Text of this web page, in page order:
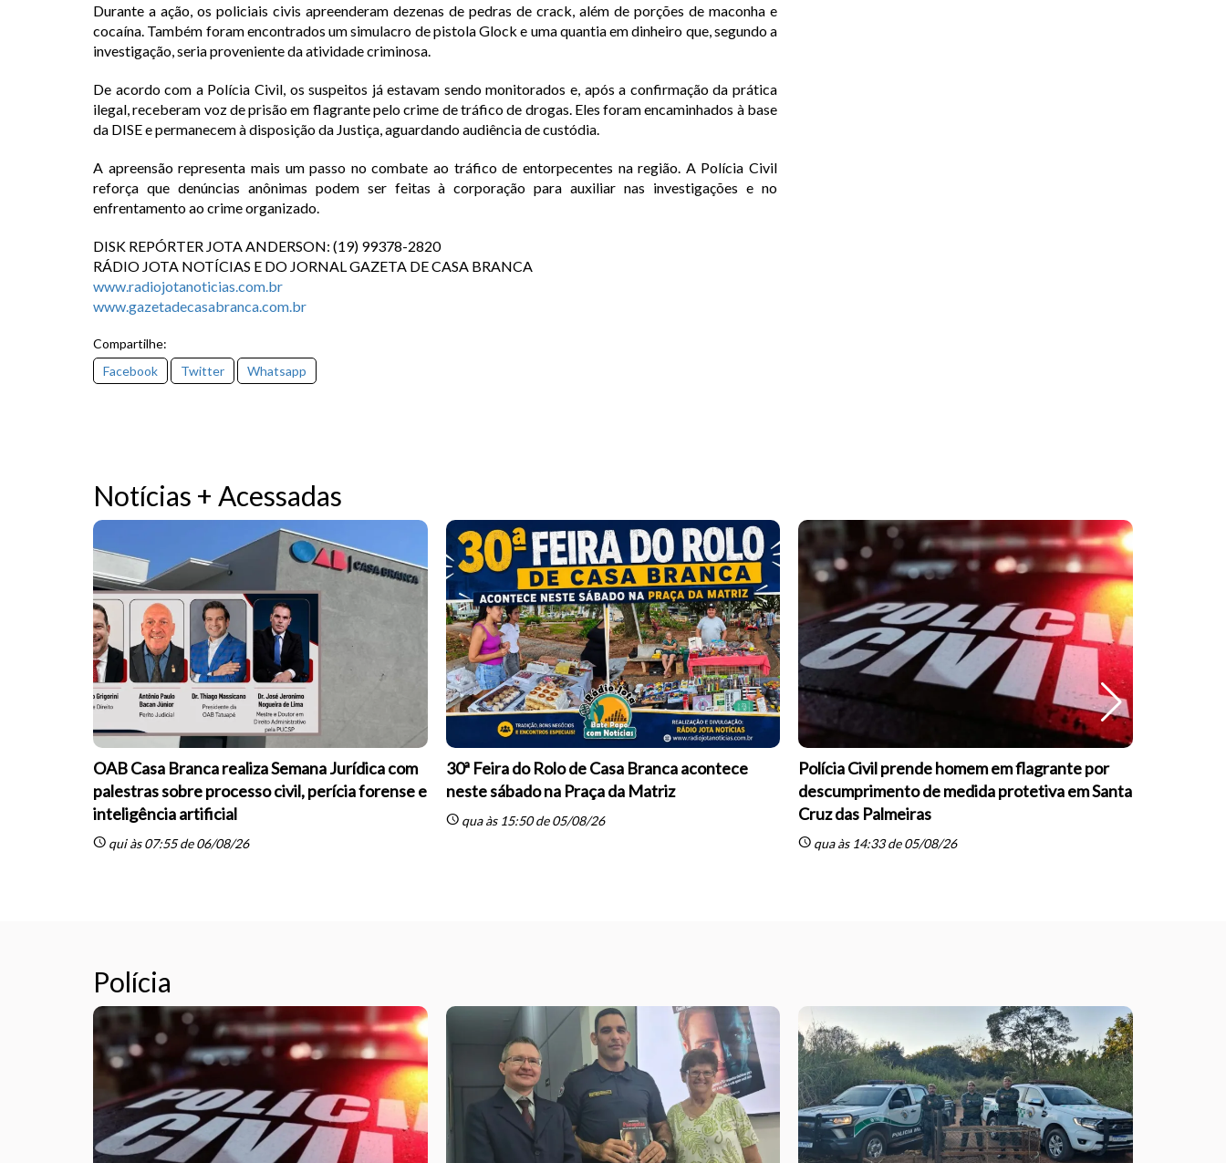
Durante a ação, os policiais civis apreenderam dezenas de pedras de crack, além de porções de maconha e
cocaína. Também foram encontrados um simulacro de pistola Glock e uma quantia em dinheiro que, segundo a
investigação, seria proveniente da atividade criminosa.
De acordo com a Polícia Civil, os suspeitos já estavam sendo monitorados e, após a confirmação da prática
ilegal, receberam voz de prisão em flagrante pelo crime de tráfico de drogas. Eles foram encaminhados à base
da DISE e permanecem à disposição da Justiça, aguardando audiência de custódia.
A apreensão representa mais um passo no combate ao tráfico de entorpecentes na região. A Polícia Civil
reforça que denúncias anônimas podem ser feitas à corporação para auxiliar nas investigações e no
enfrentamento ao crime organizado.
DISK REPÓRTER JOTA ANDERSON: (19) 99378-2820
RÁDIO JOTA NOTÍCIAS E DO JORNAL GAZETA DE CASA BRANCA
www.radiojotanoticias.com.br
www.gazetadecasabranca.com.br
Compartilhe:
Facebook
Twitter Whatsapp
Notícias + Acessadas
OAB Casa Branca realiza Semana Jurídica com
palestras sobre processo civil, perícia forense e
inteligência artificial
schedule qui às 07:55 de 06/08/26
30ª Feira do Rolo de Casa Branca acontece
neste sábado na Praça da Matriz
schedulequa às 15:50 de 05/08/26
Polícia Civil prende homem em flagrante por
descumprimento de medida protetiva em Santa
Cruz das Palmeiras
schedule qua às 14:33 de 05/08/26
Polícia